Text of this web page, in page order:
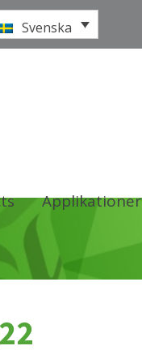
Svenska
Applikationer